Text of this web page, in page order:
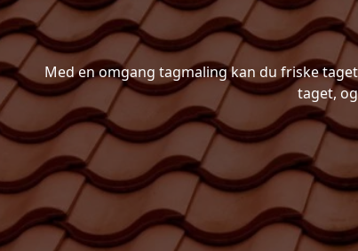
Med en omgang tagmaling kan du friske
taget,